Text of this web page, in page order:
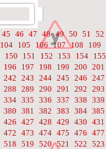
45 46 47 48 49 50 51 52
104 105 106 107 108 109
150 151 152 153 154 155
196 197 198 199 200 201
242 243 244 245 246 247
288 289 290 291 292 293
334 335 336 337 338 339
380 381 382 383 384 385
426 427 428 429 430 431
472 473 474 475 476 477
518 519 520 521 522 523